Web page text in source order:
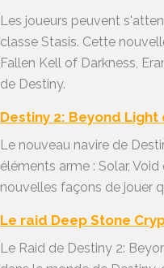
Les joueurs peuvent
classe Stasis. Cette
Fallen Kell of Darkness,
de Destiny.
Destiny 2: Beyond
Le nouveau navire de
éléments arme : Solar,
nouvelles façons de jouer
Le raid Deep Stone
Le Raid de Destiny 2: